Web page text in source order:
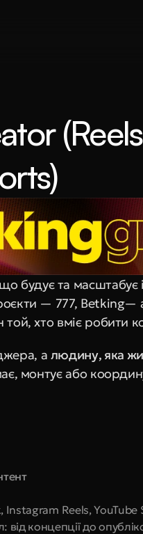
будує та
— 777, Betking—
хто вміє робити
а людину, яка
монтує або
Instagram Reels,
концепції до